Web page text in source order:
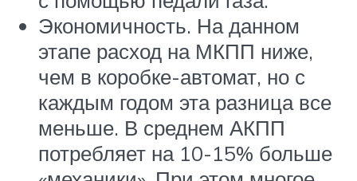
Экономичность. На данном
этапе расход на МКПП ниже,
чем в коробке-автомат, но с
каждым годом эта разница все
меньше. В среднем АКПП
потребляет на 10-15% больше